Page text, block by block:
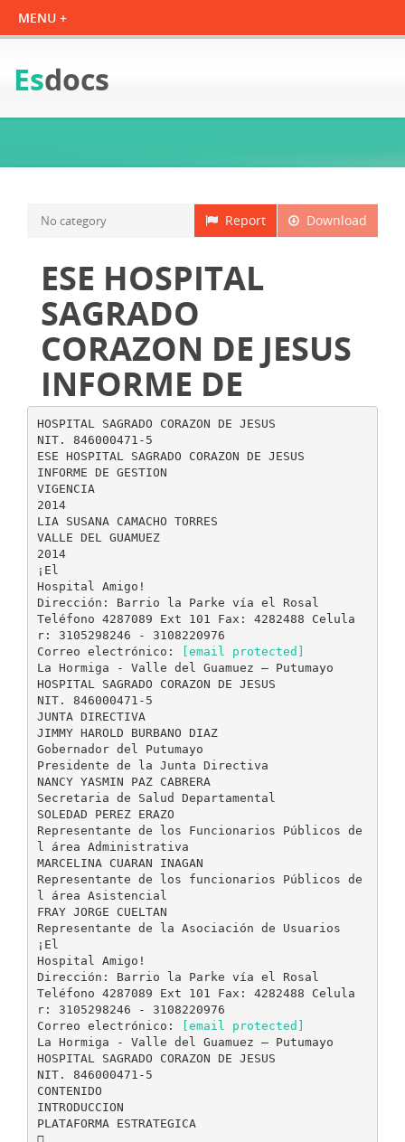
Esdocs
Download
Report
No category
ESE HOSPITAL
SAGRADO
CORAZON DE JESUS
INFORME DE
HOSPITAL SAGRADO CORAZON DE JESUS
NIT. 846000471-5
ESE HOSPITAL SAGRADO CORAZON DE JESUS
INFORME DE GESTION
VIGENCIA
2014
LIA SUSANA CAMACHO TORRES
VALLE DEL GUAMUEZ
2014
¡El
Hospital Amigo!
Dirección: Barrio la Parke vía el Rosal
Teléfono 4287089 Ext 101 Fax: 4282488 Celula
r: 3105298246 - 3108220976
Correo electrónico:
[email protected]
La Hormiga - Valle del Guamuez – Putumayo
HOSPITAL SAGRADO CORAZON DE JESUS
NIT. 846000471-5
JUNTA DIRECTIVA
JIMMY HAROLD BURBANO DIAZ
Gobernador del Putumayo
Presidente de la Junta Directiva
NANCY YASMIN PAZ CABRERA
Secretaria de Salud Departamental
SOLEDAD PEREZ ERAZO
Representante de los Funcionarios Públicos de
l área Administrativa
MARCELINA CUARAN INAGAN
Representante de los funcionarios Públicos de
l área Asistencial
FRAY JORGE CUELTAN
Representante de la Asociación de Usuarios
¡El
Hospital Amigo!
Dirección: Barrio la Parke vía el Rosal
Teléfono 4287089 Ext 101 Fax: 4282488 Celula
r: 3105298246 - 3108220976
Correo electrónico:
[email protected]
La Hormiga - Valle del Guamuez – Putumayo
HOSPITAL SAGRADO CORAZON DE JESUS
NIT. 846000471-5
CONTENIDO
INTRODUCCION
PLATAFORMA ESTRATEGICA
